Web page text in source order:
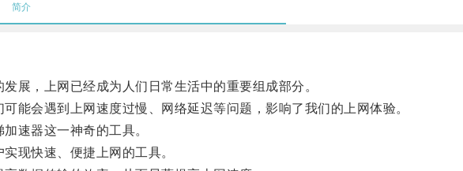
简介
，上网已经成为人们日常生活中的重要组成部分。
会遇到上网速度过慢、网络延迟等问题，影响了我们的上网体验。
速器这一神奇的工具。
现快速、便捷上网的工具。